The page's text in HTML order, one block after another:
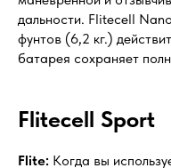
дальности. Flitecell
фунтов (6,2 кг.)
батарея сохраняет
Flitecell Sport
Flite: Когда вы